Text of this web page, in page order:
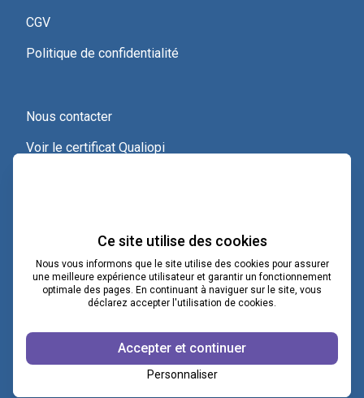
CGV
Politique de confidentialité
Nous contacter
Voir le certificat Qualiopi
contact@lacoopcnv.com
La page Linkedin de La Coop CNV
Notre chaîne Webikeo
Ce site utilise des cookies
Nous vous informons que le site utilise des cookies pour assurer
une meilleure expérience utilisateur et garantir un fonctionnement
optimale des pages. En continuant à naviguer sur le site, vous
déclarez accepter l'utilisation de cookies.
Accepter et continuer
Personnaliser